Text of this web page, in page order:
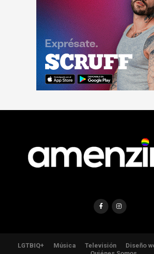
LGTBIQ+ Música Televisión Diseño